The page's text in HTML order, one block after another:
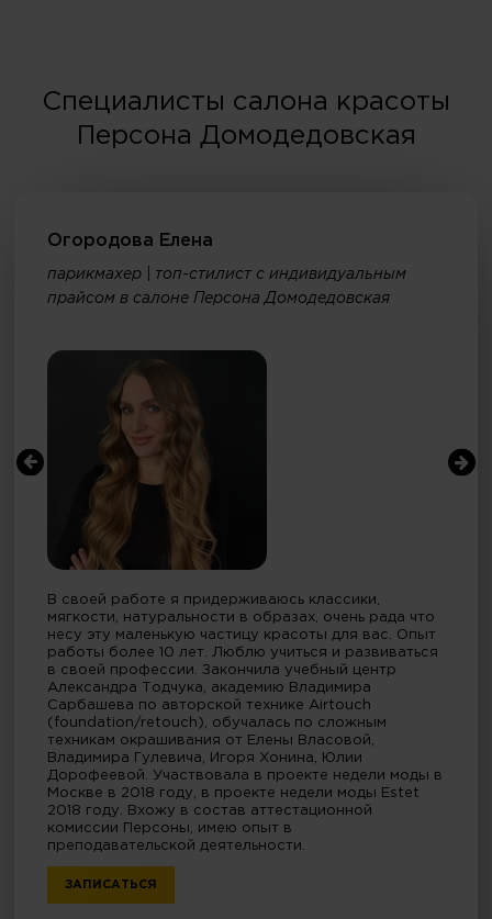
Специалисты салона красоты
Персона Домодедовская
Огородова Елена
парикмахер | топ-стилист с индивидуальным
прайсом в салоне Персона Домодедовская
В своей работе я придерживаюсь классики,
мягкости, натуральности в образах, очень рада что
несу эту маленькую частицу красоты для вас. Опыт
работы более 10 лет. Люблю учиться и развиваться
в своей профессии. Закончила учебный центр
Александра Тодчука, академию Владимира
Сарбашева по авторской технике Airtouch
(foundation/retouch), обучалась по сложным
техникам окрашивания от Елены Власовой,
Владимира Гулевича, Игоря Хонина, Юлии
Дорофеевой. Участвовала в проекте недели моды в
Москве в 2018 году, в проекте недели моды Estet
2018 году. Вхожу в состав аттестационной
комиссии Персоны, имею опыт в
преподавательской деятельности.
ЗАПИСАТЬСЯ